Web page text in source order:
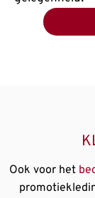
Ook voor het